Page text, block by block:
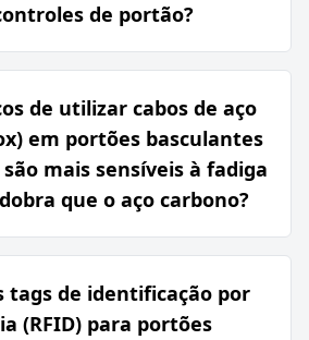
de portão?
de utilizar cabos de aço
em portões basculantes
mais sensíveis à fadiga
que o aço carbono?
tags de identificação por
(RFID) para portões